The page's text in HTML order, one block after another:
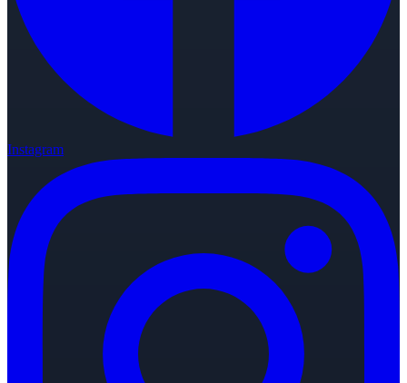
Instagram